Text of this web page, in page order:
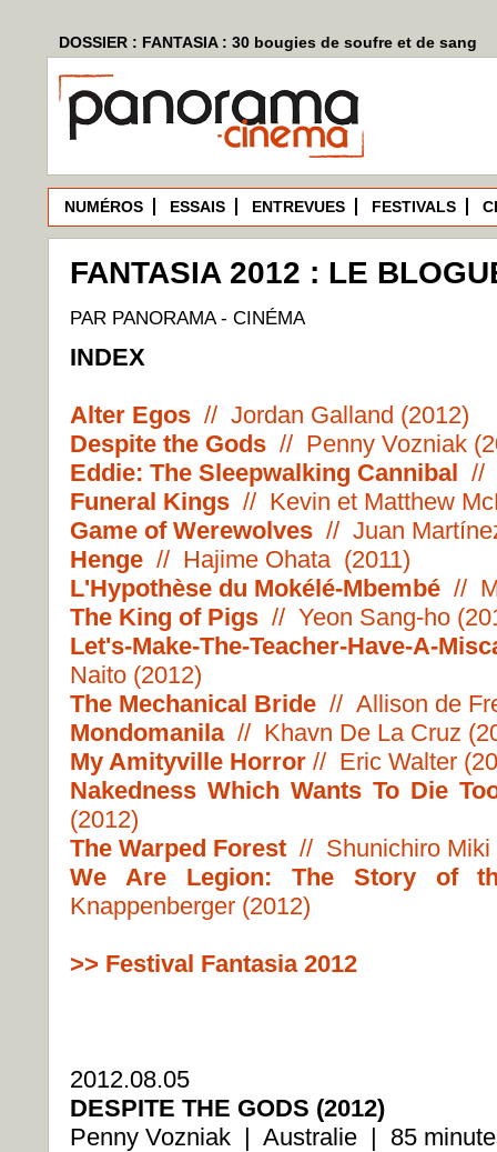
DOSSIER : FANTASIA : 30 bougies de soufre et de sang
NUMÉROS ESSAIS ENTREVUES FESTIVALS
FANTASIA 2012 : LE
PAR PANORAMA - CINÉMA
INDEX
Alter Egos // Jordan Galland (2012)
Despite the Gods // Penny Vozniak
Eddie: The Sleepwalking Cannibal //
Funeral Kings // Kevin et Matthew
Game of Werewolves // Juan
Henge // Hajime Ohata (2011)
L'Hypothèse du Mokélé-Mbembé //
The King of Pigs // Yeon Sang-ho
Let's-Make-The-Teacher-Have-A-
Naito (2012)
The Mechanical Bride // Allison de
Mondomanila// Khavn De La Cruz
My Amityville Horror // Eric Walter
Nakedness Which Wants To Die
(2012)
The Warped Forest // Shunichiro Miki
We Are Legion: The Story of
Knappenberger (2012)
>> Festival Fantasia 2012
2012.08.05
DESPITE THE GODS (2012)
Penny Vozniak | Australie | 85